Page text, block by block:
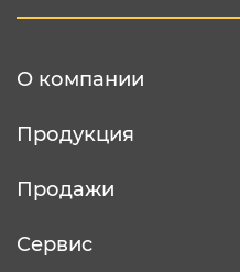
О компании
Продукция
Продажи
Сервис